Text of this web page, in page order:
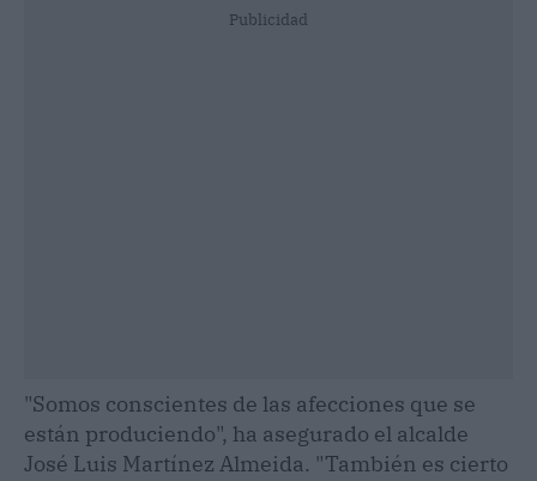
Publicidad
"Somos conscientes de las afecciones que se
están produciendo", ha asegurado el alcalde
José Luis Martínez Almeida. "También es cierto